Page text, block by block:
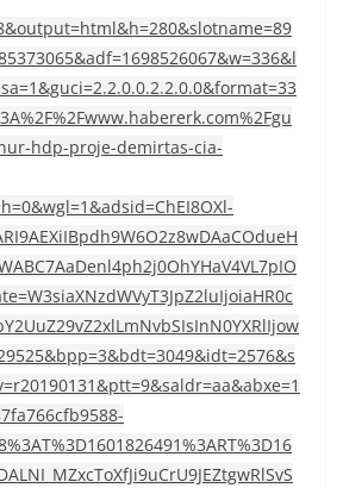
hdp-proje-demirtas-cia-